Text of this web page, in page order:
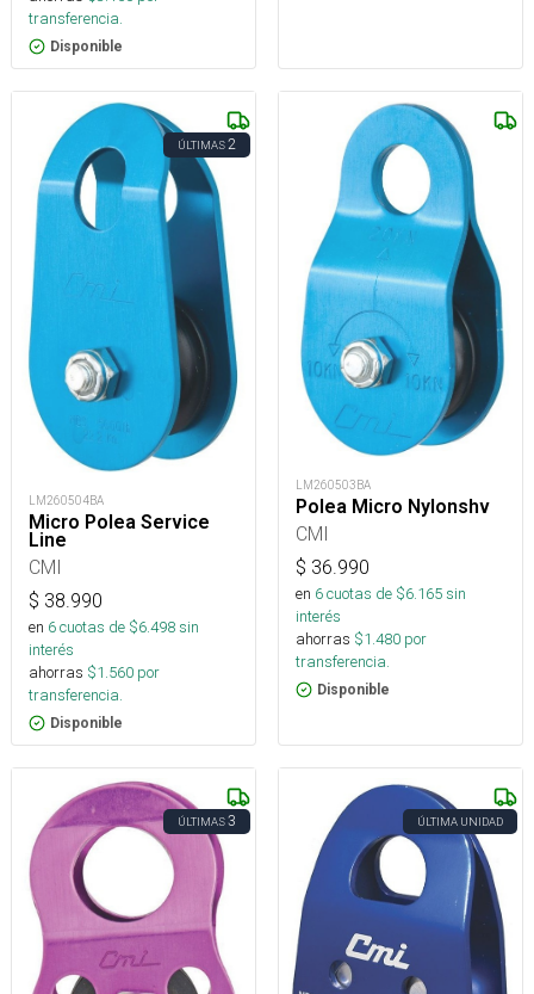
transferencia.
Disponible
ÚLTIMAS2
LM260504BA
Micro Polea Service
Line
CMI
$ 38.990
en 6cuotas de $6.498sin
interés
ahorras $1.560 por
transferencia.
Disponible
LM260503BA
Polea Micro Nylonshv
CMI
$ 36.990
en 6cuotas de $6.165sin
interés
ahorras $1.480 por
transferencia.
Disponible
ÚLTIMAS3 ÚLTIMA UNIDAD